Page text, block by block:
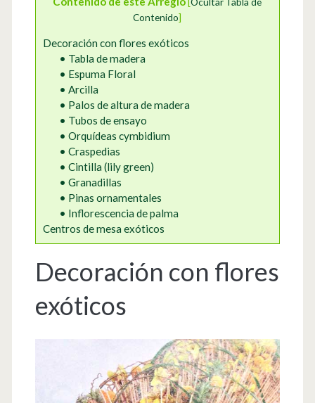
Contenido]
Decoración con flores exóticos
• Tabla de madera
• Espuma Floral
• Arcilla
• Palos de altura de madera
• Tubos de ensayo
• Orquídeas cymbidium
• Craspedias
• Cintilla (lily green)
• Granadillas
• Pinas ornamentales
• Inflorescencia de palma
Centros de mesa exóticos
Decoración con flores
exóticos